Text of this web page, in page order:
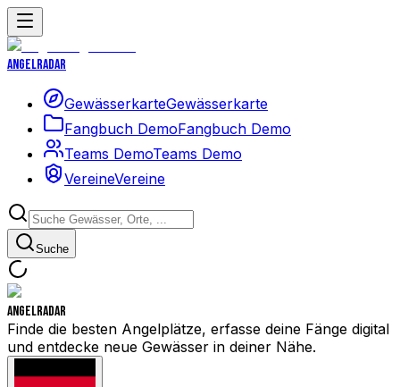
Angelradar
GewässerkarteGewässerkarte
Fangbuch DemoFangbuch Demo
Teams DemoTeams Demo
VereineVereine
Suche
Angelradar
Finde die besten Angelplätze, erfasse deine Fänge digital
und entdecke neue Gewässer in deiner Nähe.